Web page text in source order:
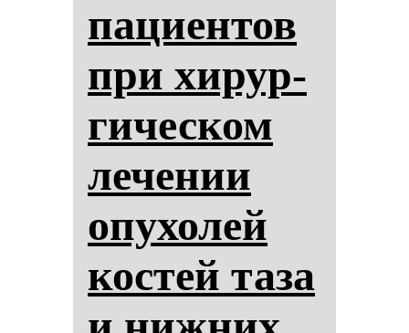
па­ци­ен­тов
при хи­рур­
ги­чес­ком
ле­че­нии
опу­хо­лей
кос­тей та­за